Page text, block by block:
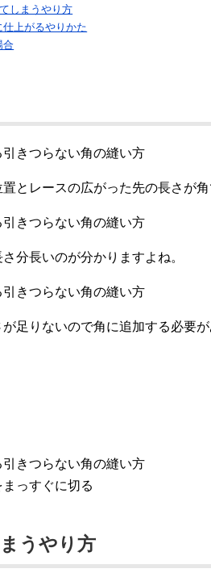
しまうやり方
上がるやりかた
合
とレースの広がった先の長さが
分長いのが分かりますよね。
足りないので角に追加する必要
っすぐに切る
うやり方